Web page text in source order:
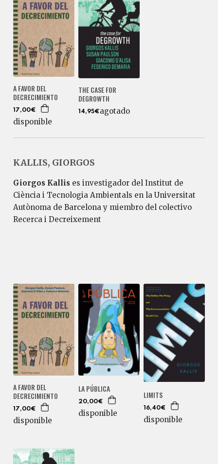
A FAVOR DEL
DECRECIMIENTO
17,00€
disponible
THE CASE FOR
DEGROWTH
14,95€agotado
KALLIS, GIORGOS
Giorgos Kallises investigador del Institut de
Ciència i Tecnologia Ambientals en la Universitat
Autònoma de Barcelona y miembro del colectivo
Recerca i Decreixement
A FAVOR DEL
DECRECIMIENTO
17,00€
disponible
LA PÚBLICA
20,00€
disponible
LIMITS
16,40€
disponible